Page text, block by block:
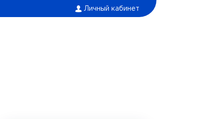
Личный кабинет